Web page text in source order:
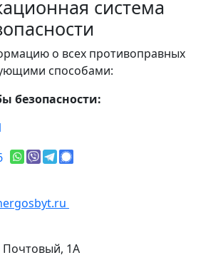
система
о всех противоправных
способами:
безопасности:
Почтовый, 1А